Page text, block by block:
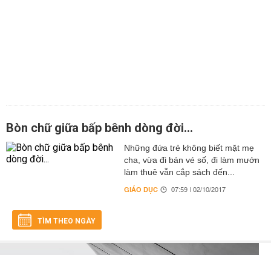
Bòn chữ giữa bấp bênh dòng đời...
Những đứa trẻ không biết mặt mẹ
cha, vừa đi bán vé số, đi làm mướn
làm thuê vẫn cắp sách đến...
GIÁO DỤC 07:59 | 02/10/2017
TÌM THEO NGÀY